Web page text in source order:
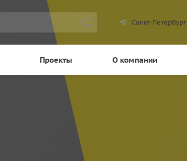
Санкт-Петербург
Проекты О компании